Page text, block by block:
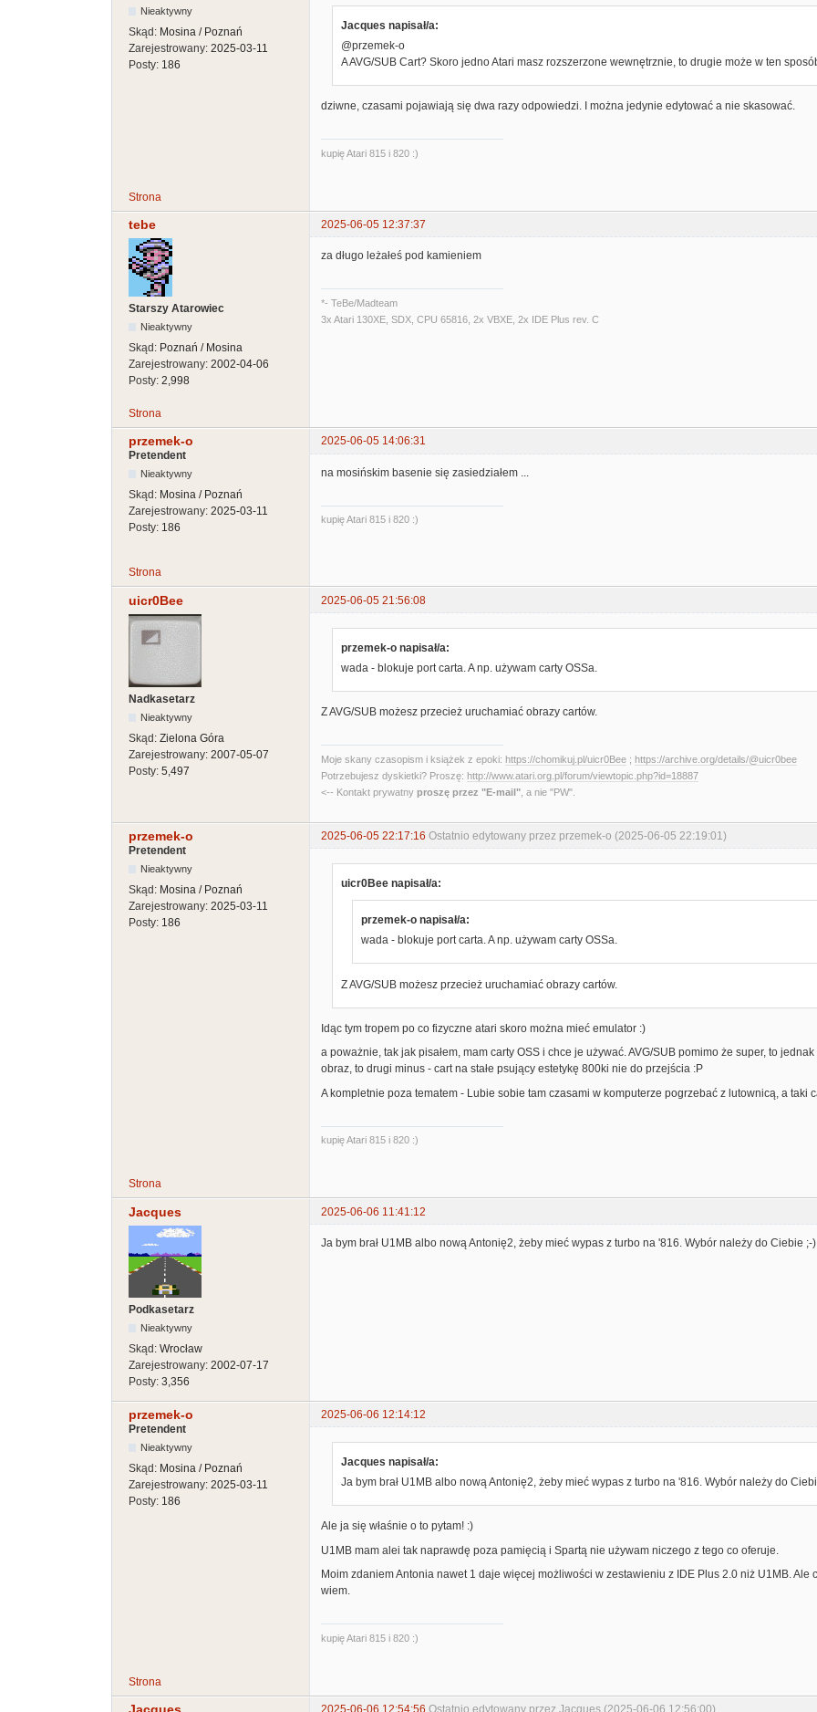
Nieaktywny
Skąd: Mosina / Poznań
Zarejestrowany: 2025-03-11
Posty: 186
Jacques napisał/a:
@przemek-o
A AVG/SUB Cart? Skoro jedno Atari masz rozszerzone wewnętrznie, to drugie może w ten
dziwne, czasami pojawiają się dwa razy odpowiedzi. I można jedynie edytować a nie skasować.
kupię Atari 815 i 820 :)
Strona
tebe 2025-06-05 12:37:37
Starszy Atarowiec
Nieaktywny
Skąd: Poznań / Mosina
Zarejestrowany: 2002-04-06
Posty: 2,998
za długo leżałeś pod kamieniem
*- TeBe/Madteam
3x Atari 130XE, SDX, CPU 65816, 2x VBXE, 2x IDE Plus rev. C
Strona
przemek-o
2025-06-05 14:06:31
Pretendent
Nieaktywny
Skąd: Mosina / Poznań
Zarejestrowany: 2025-03-11
Posty: 186
na mosińskim basenie się zasiedziałem ...
kupię Atari 815 i 820 :)
Strona
uicr0Bee 2025-06-05 21:56:08
Nadkasetarz
Nieaktywny
Skąd: Zielona Góra
Zarejestrowany: 2007-05-07
Posty: 5,497
przemek-o napisał/a:
wada - blokuje port carta. A np. używam carty OSSa.
Z AVG/SUB możesz przecież uruchamiać obrazy cartów.
Moje skany czasopism i książek z epoki: https://chomikuj.pl/uicr0Bee ; https://archive.org/details/@uicr0bee
Potrzebujesz dyskietki? Proszę: http://www.atari.org.pl/forum/viewtopic.php?id=18887
<-- Kontakt prywatny proszę przez "E-mail" , a nie "PW".
przemek-o 2025-06-05 22:17:16 Ostatnio edytowany przez przemek-o (2025-06-05 22:19:01)
Pretendent
Nieaktywny
Skąd: Mosina / Poznań
Zarejestrowany: 2025-03-11
Posty: 186
uicr0Bee napisał/a:
przemek-o napisał/a:
wada - blokuje port carta. A np. używam carty OSSa.
Z AVG/SUB możesz przecież uruchamiać obrazy cartów.
Idąc tym tropem po co fizyczne atari skoro można mieć emulator :)
a poważnie, tak jak pisałem, mam carty OSS i chce je używać. AVG/SUB pomimo że super, to
obraz, to drugi minus - cart na stałe psujący estetykę 800ki nie do przejścia :P
A kompletnie poza tematem - Lubie sobie tam czasami w komputerze pogrzebać z lutownicą, a taki
kupię Atari 815 i 820 :)
Strona
Jacques 2025-06-06 11:41:12
Podkasetarz
Nieaktywny
Skąd: Wrocław
Zarejestrowany: 2002-07-17
Posty: 3,356
Ja bym brał U1MB albo nową Antonię2, żeby mieć wypas z turbo na '816. Wybór należy do Ciebie ;-)
przemek-o
2025-06-06 12:14:12
Pretendent
Nieaktywny
Skąd: Mosina / Poznań
Zarejestrowany: 2025-03-11
Posty: 186
Jacques napisał/a:
Ja bym brał U1MB albo nową Antonię2, żeby mieć wypas z turbo na '816. Wybór należy do
Ale ja się właśnie o to pytam! :)
U1MB mam alei tak naprawdę poza pamięcią i Spartą nie używam niczego z tego co oferuje.
Moim zdaniem Antonia nawet 1 daje więcej możliwości w zestawieniu z IDE Plus 2.0 niż U1MB.
wiem.
kupię Atari 815 i 820 :)
Strona
2025-06-06 12:54:56 Ostatnio edytowany przez Jacques (2025-06-06 12:56:00)